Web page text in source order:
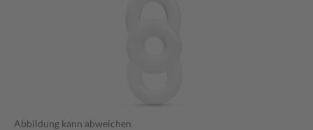
Abbildung kann abweichen